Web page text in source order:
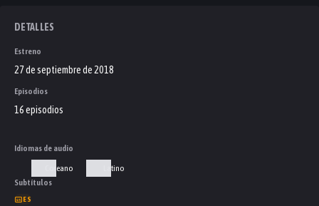
Servicio Nacional de Inteligencia. Mortal y aparentemente fría, ella tiene un
detrás de la muerte de su esposo, no todos son solidarios. Las personas más
mortales del mundo la están mirando, pero no se dan cuenta de que tiene al
DETALLES
Estreno
27 de septiembre de 2018
Episodios
16 episodios
Idiomas de audio
Coreano
Latino
Subtítulos
ES